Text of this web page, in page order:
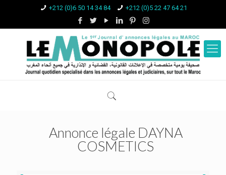
+212 (0)6 50 14 34 84 +212 (0)5 22 47 64 21
Annonce légale DAYNA
COSMETICS